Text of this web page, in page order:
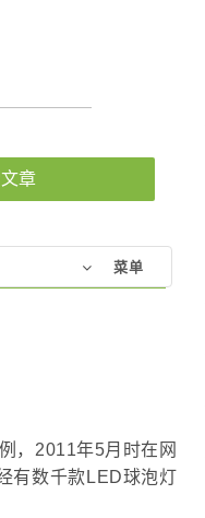
章
菜单
，2011年5月时在网
有数千款LED球泡灯